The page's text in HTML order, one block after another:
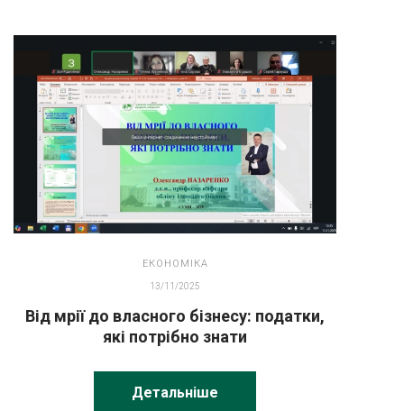
ЕКОНОМІКА
13/11/2025
Від мрії до власного бізнесу: податки,
які потрібно знати
Детальніше